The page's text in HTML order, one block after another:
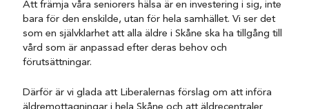
Att främja våra seniorers hälsa är en investering i sig, inte
bara för den enskilde, utan för hela samhället. Vi ser det
som en självklarhet att alla äldre i Skåne ska ha tillgång till
vård som är anpassad efter deras behov och
förutsättningar.
Därför är vi glada att Liberalernas förslag om att införa